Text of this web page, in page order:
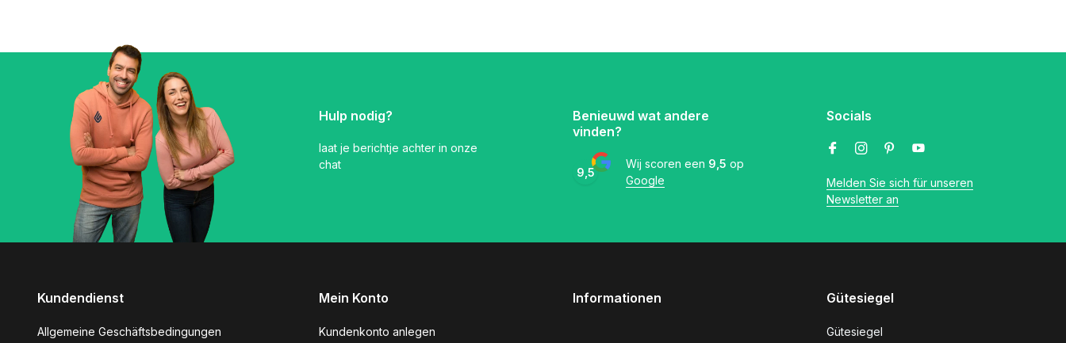
Hulp nodig?
laat je berichtje achter in onze
chat
Benieuwd wat andere
vinden?
9,5
Wij scoren een 9,5 op
Google
Socials
Melden Sie sich für unseren
Newsletter an
Kundendienst
Allgemeine Geschäftsbedingungen
Mein Konto
Kundenkonto anlegen
Informationen Gütesiegel
Gütesiegel